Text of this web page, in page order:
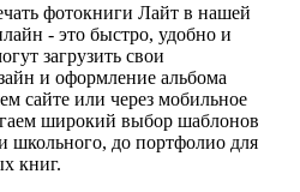
фотокниги Лайт в нашей
- это быстро, удобно и
загрузить свои
и оформление альбома
сайте или через мобильное
широкий выбор шаблонов
школьного, до портфолио для
книг.